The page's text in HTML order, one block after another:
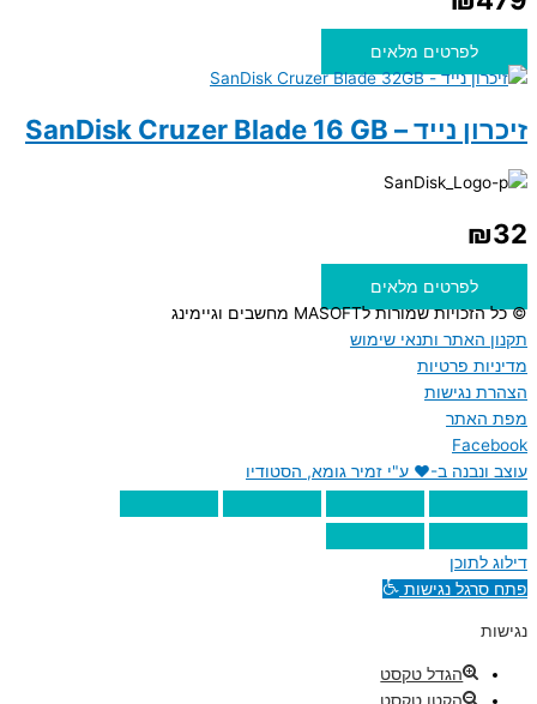
לפרטים מלאים
זיכרון נייד – SanDisk Cruzer Blade 16 GB
₪32
לפרטים מלאים
© כל הזכויות שמורות לMASOFT מחשבים וגיימינג
תקנון האתר ותנאי שימוש
מדיניות פרטיות
הצהרת נגישות
מפת האתר
Facebook
עוצב ונבנה ב-♥︎ ע"י זמיר גומא, הסטודיו
דילוג לתוכן
פתח סרגל נגישות
נגישות
הגדל טקסט